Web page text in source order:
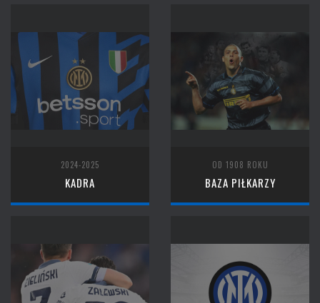
2024-2025
KADRA
OD 1908 ROKU
BAZA PIŁKARZY